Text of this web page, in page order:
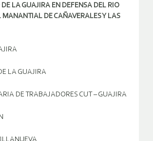
LA GUAJIRA EN DEFENSA DEL RIO
MANANTIAL DE CAÑAVERALES Y LAS
DE LA GUAJIRA
DE TRABAJADORES CUT – GUAJIRA